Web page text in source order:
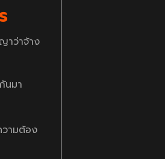
าว่าจ้าง
นมา
ามต้อง